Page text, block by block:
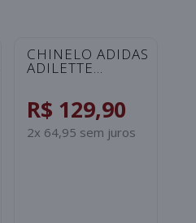
CHINELO ADIDAS
ADILETTE
PRETO/BRANCO
R$ 129,90
2x 64,95 sem juros